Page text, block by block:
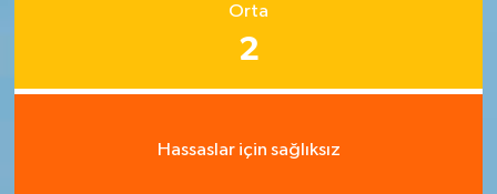
Orta
2
Hassaslar için sağlıksız